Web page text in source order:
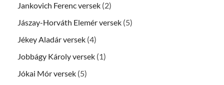
Jankovich Ferenc versek (2)
Jászay-Horváth Elemér versek (5)
Jékey Aladár versek (4)
Jobbágy Károly versek (1)
Jókai Mór versek (5)